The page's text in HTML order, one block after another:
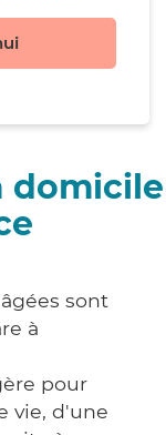
domicile
sont
à
pour
vie, d'une